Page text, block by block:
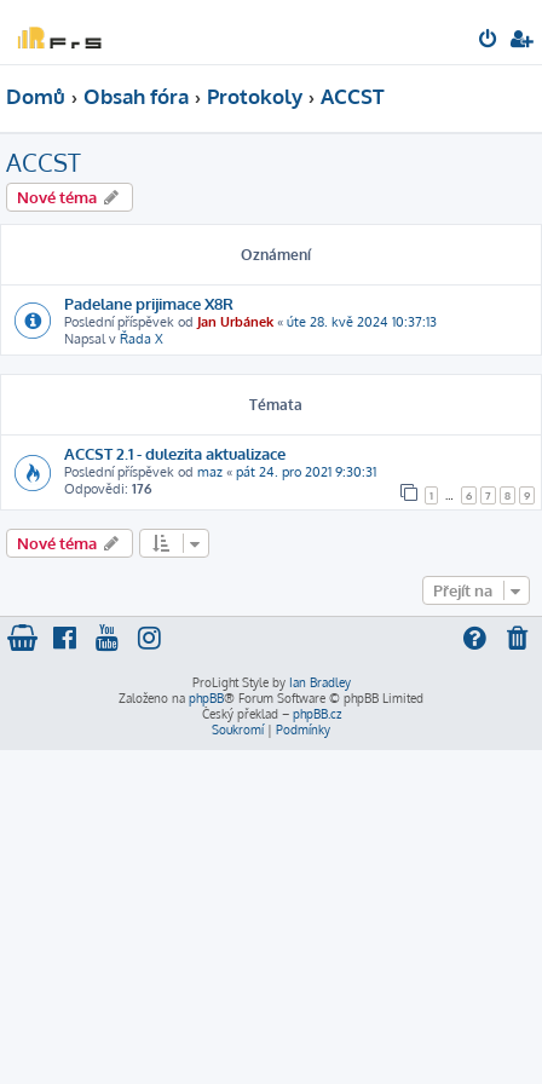
Domů Obsah fóra Protokoly ACCST
ACCST
Nové téma
Oznámení
Padelane prijimace X8R
Poslední příspěvek od Jan Urbánek « úte 28. kvě 2024 10:37:13
Napsal v Řada X
Témata
ACCST 2.1 - dulezita aktualizace
Poslední příspěvek od maz « pát 24. pro 2021 9:30:31
Odpovědi: 176 1 6 7 8 9
Nové téma
Přejít na
ProLight Style by Ian Bradley
Založeno na phpBB® Forum Software © phpBB Limited
Český překlad – phpBB.cz
Soukromí| Podmínky